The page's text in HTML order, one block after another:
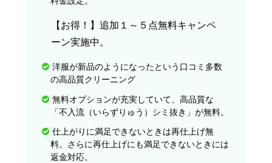
【お得！】追加１～５点無料キャンペ
ーン実施中。
洋服が新品のようになったという口コミ多数
の高品質クリーニング
無料オプションが充実していて、高品質な
「不入流（いらずりゅう）シミ抜き」が無料。
仕上がりに満足できないときは再仕上げ無
料。さらに再仕上げにも満足できないときには
返金対応。